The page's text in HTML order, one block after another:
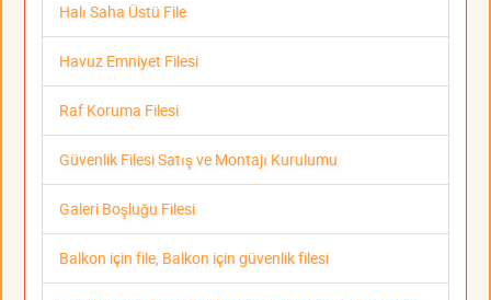
Halı Saha Üstü File
Havuz Emniyet Filesi
Raf Koruma Filesi
Güvenlik Filesi Satış ve Montajı Kurulumu
Galeri Boşluğu Filesi
Balkon için file, Balkon için güvenlik filesi